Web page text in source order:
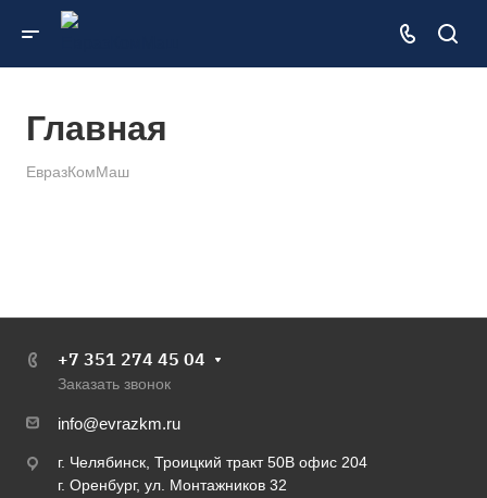
Главная
ЕвразКомМаш
+7 351 274 45 04
Заказать звонок
info@evrazkm.ru
г. Челябинск, Троицкий тракт 50В офис 204
г. Оренбург, ул. Монтажников 32